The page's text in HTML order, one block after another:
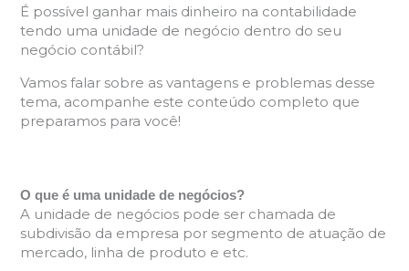
É possível ganhar mais dinheiro na contabilidade
tendo uma unidade de negócio dentro do seu
negócio contábil?
Vamos falar sobre as vantagens e problemas desse
tema, acompanhe este conteúdo completo que
preparamos para você!
O que é uma unidade de negócios?
A unidade de negócios pode ser chamada de
subdivisão da empresa por segmento de atuação de
mercado, linha de produto e etc.